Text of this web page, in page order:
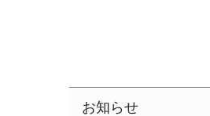
お知らせ